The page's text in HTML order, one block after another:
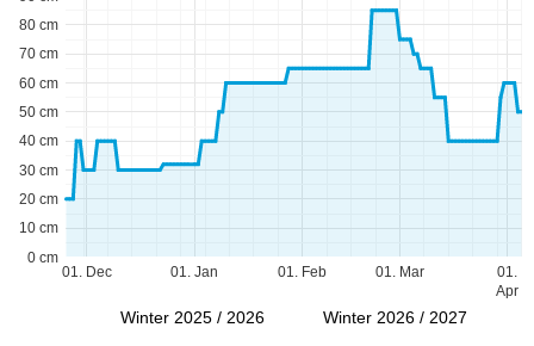
01. Dec 01. Jan 01. Feb 01. Mar
01.
Apr
0 cm
10 cm
20 cm
30 cm
40 cm
50 cm
60 cm
70 cm
80 cm
Winter 2025 / 2026 Winter 2026 / 2027